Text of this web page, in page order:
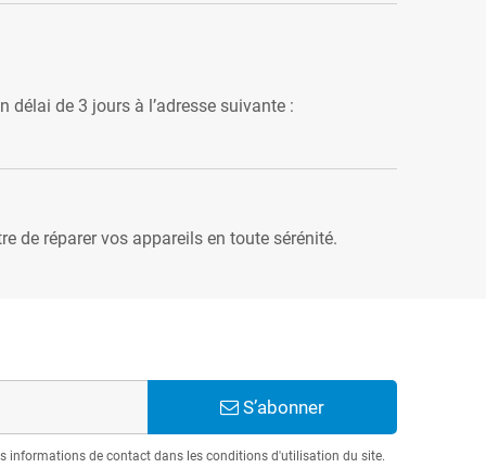
de 3 jours à l’adresse suivante :
de réparer vos appareils en toute sérénité.
S’abonner
informations de contact dans les conditions d'utilisation du site.